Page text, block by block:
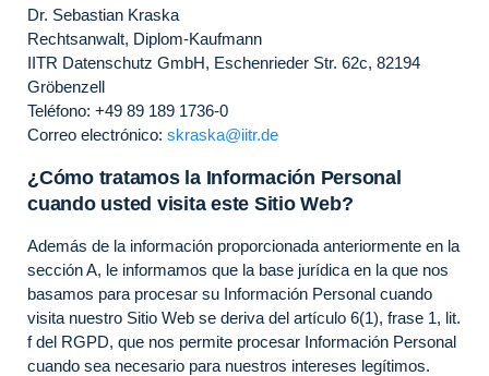
Dr. Sebastian Kraska
Rechtsanwalt, Diplom-Kaufmann
IITR Datenschutz GmbH, Eschenrieder Str. 62c, 82194
Gröbenzell
Teléfono: +49 89 189 1736-0
Correo electrónico: skraska@iitr.de
¿Cómo tratamos la Información Personal
cuando usted visita este Sitio Web?
Además de la información proporcionada anteriormente en la
sección A, le informamos que la base jurídica en la que nos
basamos para procesar su Información Personal cuando
visita nuestro Sitio Web se deriva del artículo 6(1), frase 1, lit.
f del RGPD, que nos permite procesar Información Personal
cuando sea necesario para nuestros intereses legítimos.